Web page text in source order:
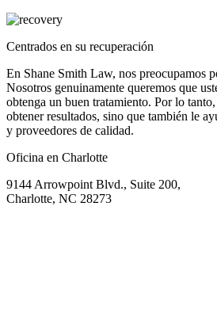
Centrados en su recuperación
En Shane Smith Law, nos preocupamos
Nosotros genuinamente queremos que
obtenga un buen tratamiento. Por lo
obtener resultados, sino que también le
y proveedores de calidad.
Oficina en Charlotte
9144 Arrowpoint Blvd., Suite 200,
Charlotte, NC 28273